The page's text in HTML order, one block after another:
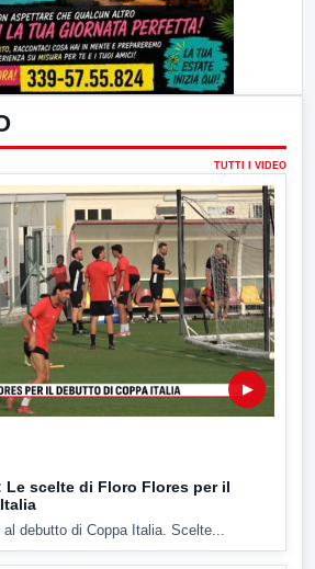
TUTTI I VIDEO
▶
Le scelte di Floro Flores per il
al debutto di Coppa Italia. Scelte...